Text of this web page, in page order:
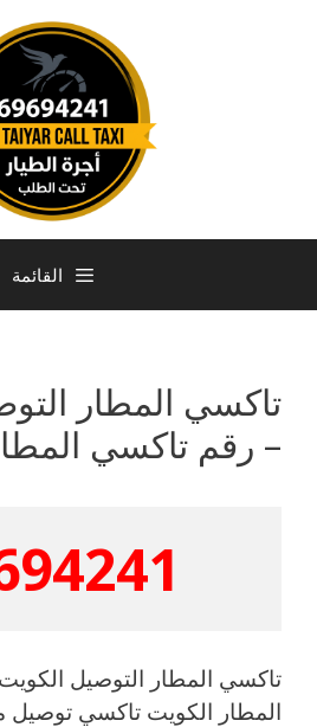
القائمة
تاكسي المطار
– رقم تاكسي
تاكسي المطار التوصيل
المطار الكويت تاكسي